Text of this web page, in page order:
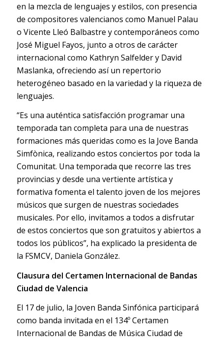
en la mezcla de lenguajes y estilos, con presencia
de compositores valencianos como Manuel Palau
o Vicente Lleó Balbastre y contemporáneos como
José Miguel Fayos, junto a otros de carácter
internacional como Kathryn Salfelder y David
Maslanka, ofreciendo así un repertorio
heterogéneo basado en la variedad y la riqueza de
lenguajes.
“Es una auténtica satisfacción programar una
temporada tan completa para una de nuestras
formaciones más queridas como es la Jove Banda
Simfònica, realizando estos conciertos por toda la
Comunitat. Una temporada que recorre las tres
provincias y desde una vertiente artística y
formativa fomenta el talento joven de los mejores
músicos que surgen de nuestras sociedades
musicales. Por ello, invitamos a todos a disfrutar
de estos conciertos que son gratuitos y abiertos a
todos los públicos”, ha explicado la presidenta de
la FSMCV, Daniela González.
Clausura del Certamen Internacional de Bandas
Ciudad de Valencia
El 17 de julio, la Joven Banda Sinfónica participará
como banda invitada en el 134º Certamen
Internacional de Bandas de Música Ciudad de